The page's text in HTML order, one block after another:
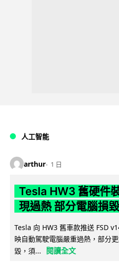
人工智能
arthur 1 日
Tesla HW3 舊硬件
現過熱 部分電腦損
Tesla 向 HW3 舊車款推送 FSD
映自動駕駛電腦嚴重過熱，部分
毀，須...
閱讀全文